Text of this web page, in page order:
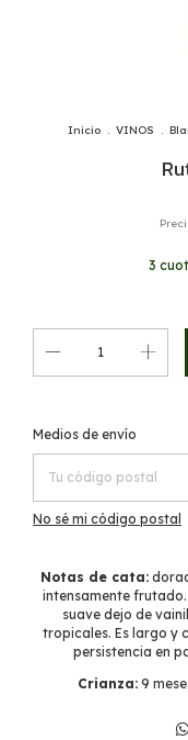
Inicio . VINOS .
3
Entregas para el CP:
Medios de envío
No sé mi código postal
Notas de cata:
intensamente
suave dejo de
tropicales. Es largo y
persistencia en
Crianza: 9